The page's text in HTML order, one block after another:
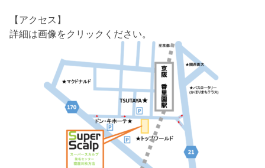
【アクセス】
詳細は画像をクリックください。